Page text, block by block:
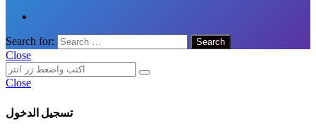
Search for:
Close
Close
تسجيل الدخول